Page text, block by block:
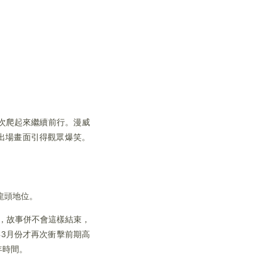
爬起來繼續前行。漫威
畫面引得觀眾爆笑。
地位。
事併不會這樣結束，
月份才再次衝擊前期高
間。